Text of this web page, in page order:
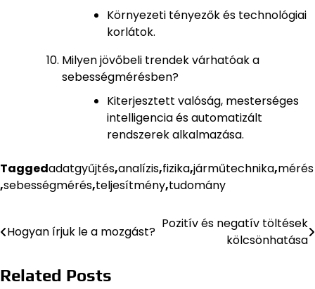
Környezeti tényezők és technológiai
korlátok.
Milyen jövőbeli trendek várhatóak a
sebességmérésben?
Kiterjesztett valóság, mesterséges
intelligencia és automatizált
rendszerek alkalmazása.
Taggedadatgyűjtés,analízis,fizika,járműtechnika,mérés
,sebességmérés,teljesítmény,tudomány
Bejegyzés
Hogyan írjuk le a mozgást?
Pozitív és negatív töltések
kölcsönhatása
Related Posts